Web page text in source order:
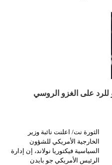
أعدت 18 سيناريو للرد على الغزو الروسي
الثورة نت/ اعلنت نائبة وزير
الخارجية الأمريكي للشؤون
السياسية فيكتوريا نولاند، إن إدارة
الرئيس الأمريكي جو بايدن